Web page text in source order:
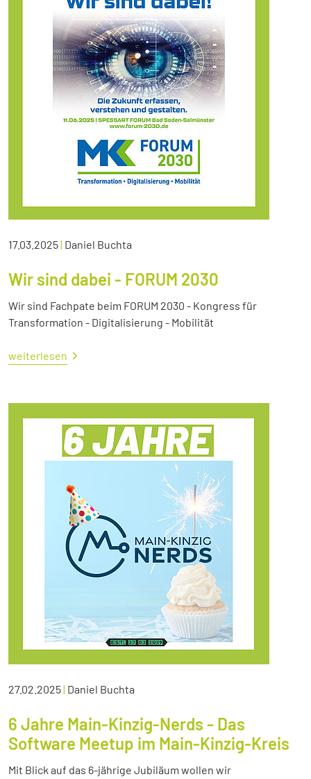
17.03.2025| Daniel Buchta
Wir sind dabei - FORUM 2030
Wir sind Fachpate beim FORUM 2030 - Kongress für
Transformation - Digitalisierung - Mobilität
weiterlesen
27.02.2025| Daniel Buchta
6 Jahre Main-Kinzig-Nerds - Das
Software Meetup im Main-Kinzig-Kreis
Mit Blick auf das 6-jährige Jubiläum wollen wir